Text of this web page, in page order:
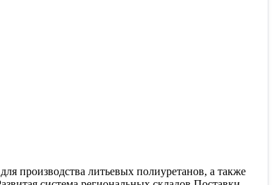
производства литьевых полиуретанов, а также